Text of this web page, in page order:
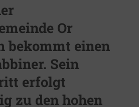
Or
bekommt einen
Sein
erfolgt
zu den hohen